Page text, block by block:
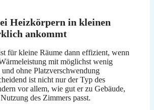
Heizkörpern in kleinen
ankommt
für kleine Räume dann effizient, wenn
mit möglichst wenig
ohne Platzverschwendung
ist nicht nur der Typ des
vor allem, wie gut er zu Gebäude,
des Zimmers passt.